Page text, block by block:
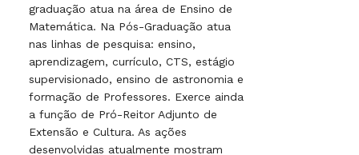
graduação atua na área de Ensino de
Matemática. Na Pós-Graduação atua
nas linhas de pesquisa: ensino,
aprendizagem, currículo, CTS, estágio
supervisionado, ensino de astronomia e
formação de Professores. Exerce ainda
a função de Pró-Reitor Adjunto de
Extensão e Cultura. As ações
desenvolvidas atualmente mostram